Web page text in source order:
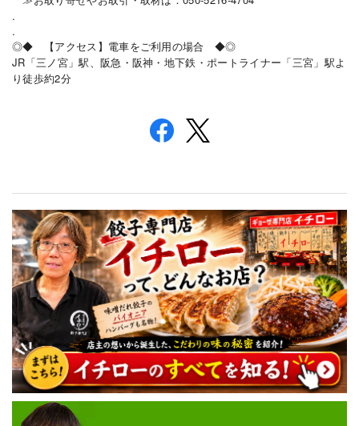
.
.
◎◆ 【アクセス】電車をご利用の場合 ◆◎
JR 「三ノ宮」駅、阪急・阪神・地下鉄・ポートライナー「三宮」駅よ
り徒歩約2分